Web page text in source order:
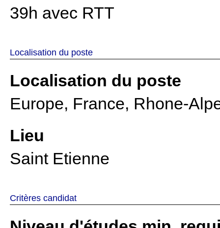
39h avec RTT
Localisation du poste
Localisation du poste
Europe, France, Rhone-
Lieu
Saint Etienne
Critères candidat